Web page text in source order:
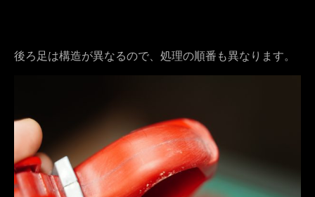
後ろ足は構造が異なるので、処理の順番も異なります。